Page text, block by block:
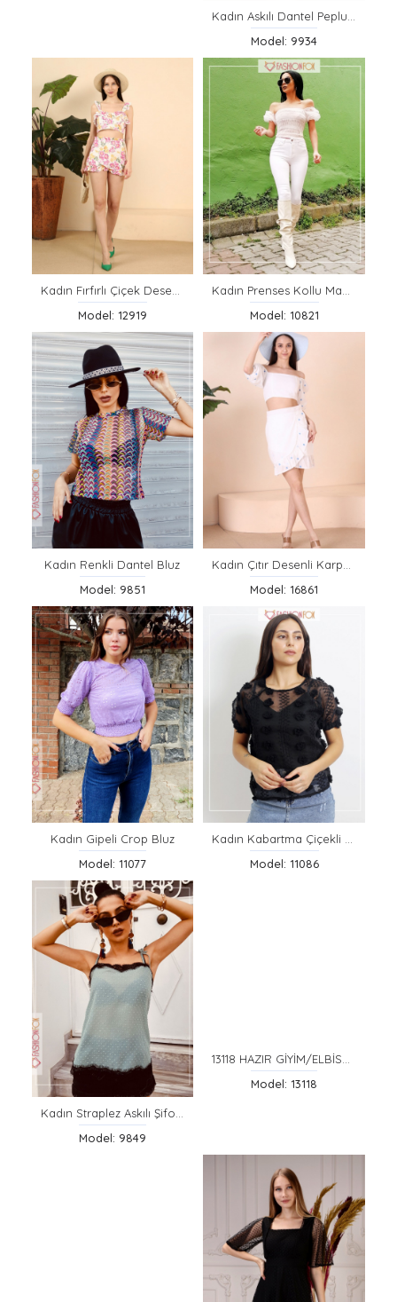
Kadın Askılı Dantel Peplum Bluz
Model: 9934
Kadın Fırfırlı Çiçek Desenli Şort
Model: 12919
Kadın Prenses Kollu Madonna Yaka Bluz
Model: 10821
Kadın Renkli Dantel Bluz
Model: 9851
Kadın Çıtır Desenli Karpuz Kollu Crop
Model: 16861
Kadın Gipeli Crop Bluz
Model: 11077
Kadın Kabartma Çiçekli Transparan Bluz
Model: 11086
Kadın Straplez Askılı Şifon Bluz
Model: 9849
13118 HAZIR GİYİM/ELBİSE/BEYAZ/XL
Model: 13118